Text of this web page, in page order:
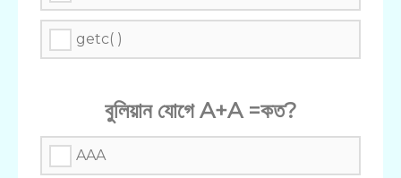
getc( )
বুলিয়ান যোগে A+A =কত?
AAA